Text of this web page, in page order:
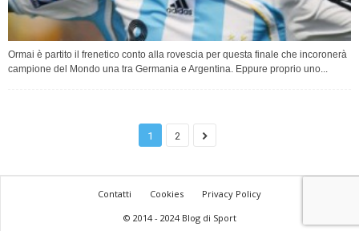
Ormai è partito il frenetico conto alla rovescia per questa finale che incoronerà
campione del Mondo una tra Germania e Argentina. Eppure proprio uno...
1 2
Contatti Cookies
Privacy Policy
© 2014 - 2024 Blog di Sport